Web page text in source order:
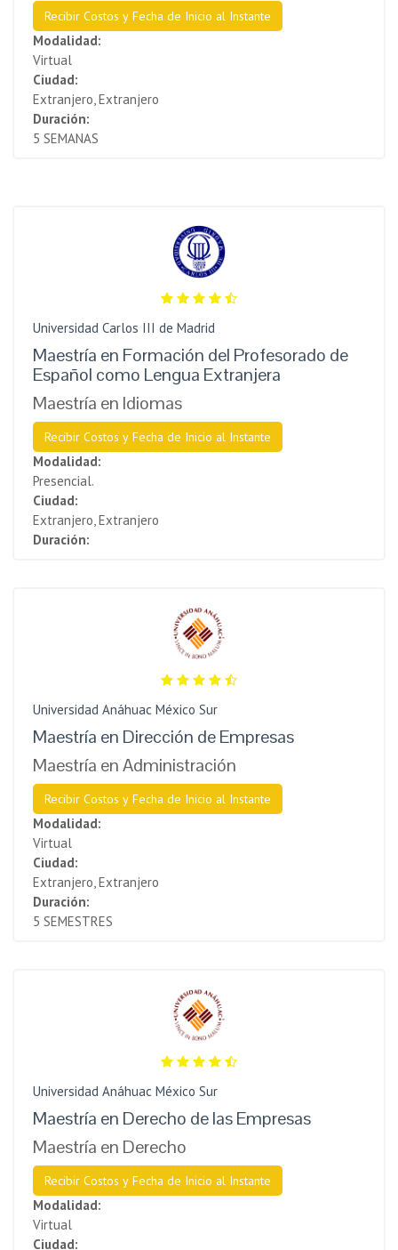
Recibir Costos y Fecha de Inicio al Instante
Modalidad:
Virtual
Ciudad:
Extranjero, Extranjero
Duración:
5 SEMANAS
Universidad Carlos III de Madrid
Maestría en Formación del Profesorado de
Español como Lengua Extranjera
Maestría en Idiomas
Recibir Costos y Fecha de Inicio al Instante
Modalidad:
Presencial.
Ciudad:
Extranjero, Extranjero
Duración:
Universidad Anáhuac México Sur
Maestría en Dirección de Empresas
Maestría en Administración
Recibir Costos y Fecha de Inicio al Instante
Modalidad:
Virtual
Ciudad:
Extranjero, Extranjero
Duración:
5 SEMESTRES
Universidad Anáhuac México Sur
Maestría en Derecho de las Empresas
Maestría en Derecho
Recibir Costos y Fecha de Inicio al Instante
Modalidad:
Virtual
Ciudad: